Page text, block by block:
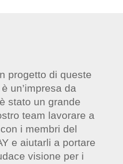
progetto di queste
un’impresa da
stato un grande
team lavorare a
i membri del
e aiutarli a portare
visione per i